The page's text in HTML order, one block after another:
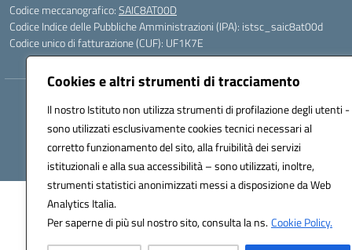
Cookies e altri strumenti di tracciamento
Il nostro Istituto non utilizza strumenti di profilazione degli utenti -
sono utilizzati esclusivamente cookies tecnici necessari al
corretto funzionamento del sito, alla fruibilità dei servizi
istituzionali e alla sua accessibilità – sono utilizzati, inoltre,
strumenti statistici anonimizzati messi a disposizione da Web
Analytics Italia.
Per saperne di più sul nostro sito, consulta la ns.Cookie Policy.
Codice meccanografico:SAIC8AT00D
Codice Indice delle Pubbliche Amministrazioni (IPA): istsc_saic8at00d
Codice unico di fatturazione (CUF): UF1K7E
Hosting & Powered by 3D Solution S.r.l.
Concept & Design by Designers Italia